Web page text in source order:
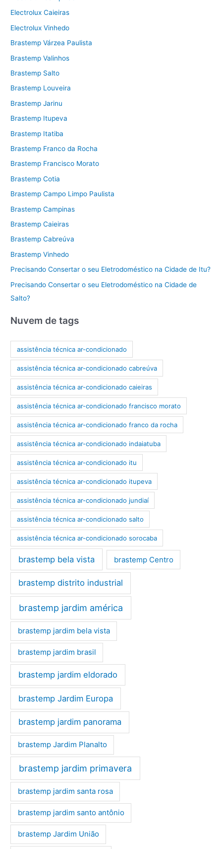
Electrolux Caieiras
Electrolux Vinhedo
Brastemp Várzea Paulista
Brastemp Valinhos
Brastemp Salto
Brastemp Louveira
Brastemp Jarinu
Brastemp Itupeva
Brastemp Itatiba
Brastemp Franco da Rocha
Brastemp Francisco Morato
Brastemp Cotia
Brastemp Campo Limpo Paulista
Brastemp Campinas
Brastemp Caieiras
Brastemp Cabreúva
Brastemp Vinhedo
Precisando Consertar o seu Eletrodoméstico na Cidade de Itu?
Precisando Consertar o seu Eletrodoméstico na Cidade de
Salto?
Nuvem de tags
assistência técnica ar-condicionado
assistência técnica ar-condicionado cabreúva
assistência técnica ar-condicionado caieiras
assistência técnica ar-condicionado francisco morato
assistência técnica ar-condicionado franco da rocha
assistência técnica ar-condicionado indaiatuba
assistência técnica ar-condicionado itu
assistência técnica ar-condicionado itupeva
assistência técnica ar-condicionado jundiaí
assistência técnica ar-condicionado salto
assistência técnica ar-condicionado sorocaba
brastemp bela vista brastemp Centro
brastemp distrito industrial
brastemp jardim américa
brastemp jardim bela vista
brastemp jardim brasil
brastemp jardim eldorado
brastemp Jardim Europa
brastemp jardim panorama
brastemp Jardim Planalto
brastemp jardim primavera
brastemp jardim santa rosa
brastemp jardim santo antônio
brastemp Jardim União